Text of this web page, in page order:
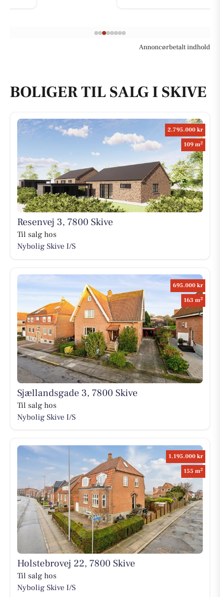
Annoncørbetalt indhold
BOLIGER TIL SALG I SKIVE
2.795.000 kr
109 m2
Resenvej 3, 7800 Skive
Til salg hos
Nybolig Skive I/S
695.000 kr
163 m2
Sjællandsgade 3, 7800 Skive
Til salg hos
Nybolig Skive I/S
1.195.000 kr
155 m2
Holstebrovej 22, 7800 Skive
Til salg hos
Nybolig Skive I/S